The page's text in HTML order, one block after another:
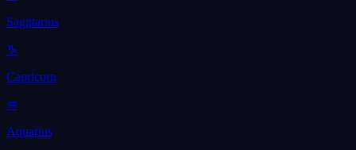
Sagittarius
♑
Capricorn
♒
Aquarius